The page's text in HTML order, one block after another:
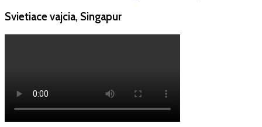
Svietiace vajcia, Singapur